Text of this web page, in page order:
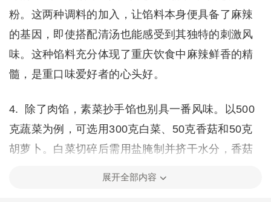
粉。这两种调料的加入，让馅料本身便具备了麻辣
的基因，即使搭配清汤也能感受到其独特的刺激风
味。这种馅料充分体现了重庆饮食中麻辣鲜香的精
髓，是重口味爱好者的心头好。
4. 除了肉馅，素菜抄手馅也别具一番风味。以500
克蔬菜为例，可选用300克白菜、50克香菇和50克
胡萝卜。白菜切碎后需用盐腌制并挤干水分，香菇
展开全部内容